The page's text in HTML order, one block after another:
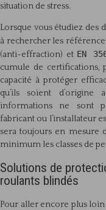
situation de stress.
Lorsque vous étudiez des
à rechercher les
(anti-effraction) et EN
cumule de certifications,
capacité à protéger
qu’ils soient d’origine
informations ne sont
fabricant ou l’installateur
sera toujours en mesure
minimum les classes de
Solutions de
roulants blindés
Pour aller encore plus loin